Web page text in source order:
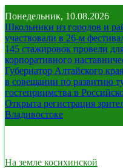
Перейти
к
содержимому
Понедельник, 10.08.2026
Школьники из городов и
участвовали в 26-м
145 стажировок провели
корпоративного
Губернатор Алтайского
в совещании по развитию
гостеприимства в
Открыта регистрация
Владивостоке
На земле косихинской